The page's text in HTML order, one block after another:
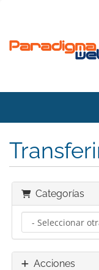
Categorías
Acciones